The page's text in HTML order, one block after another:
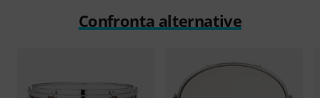
Confronta alternative